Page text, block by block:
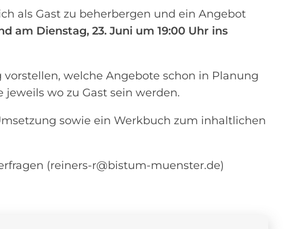
als Gast zu beherbergen und ein Angebot
am Dienstag, 23. Juni um 19:00 Uhr ins
welche Angebote schon in Planung
wo zu Gast sein werden.
sowie ein Werkbuch zum inhaltlichen
(reiners-r@bistum-muenster.de)